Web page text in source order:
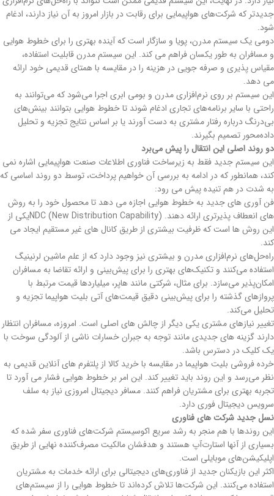
جدیدتر که شرکت‌های هواپیمایی برای رقابت در بازار امروز به آن نیاز دارند، ادغام
شود.
دومی یک سیستم مدرن، پویا و سازگار است که آینده بهتری را برای خطوط هوایی
و مسافران به طور یکسان فراهم می کند. این سیستم مدرن قابلیت استفاده،
مقیاس پذیری و صرفه جویی در هزینه را در مقایسه با همتای قدیمی خود ارائه
می دهد.
این سیستم بر روی نرم‌افزاری مدرن و بومی ابری اجرا می‌شود که می‌توانند به
راحتی با سایر برنامه‌های تجاری ادغام شوند تا خطوط هوایی بتوانند بینش‌های
بی‌درنگ درباره رفتار مشتری به دست آورند یا بر اساس نتایج تجزیه و تحلیل
داده‌محور تصمیم بگیرند.
دو روند اصلی این انتقال را پیش می‌برد
این سیستم جدید فقط به زیرساخت فناوری اطلاعات صنعت هواپیمایی اشاره نمی
کند، همانطور که در ادامه به بررسی آن خواهیم پرداخت، توسط دو روند اساسی که
به شدت در هم تنیده پیش می رود:
فن آوری های جدید به خطوط هوایی اجازه می دهد تا محصول خود را به روش
های انعطاف پذیرتری ارائه دهند. NDC (New Distribution Capability)یکی از
این روش ها است که ظرفیت بیشتری از طریق کانال های غیر مستقیم ایجاد می
کند.
راه‌حل‌های نرم‌افزاری مدرن و بیشتری نیز وجود دارد که از علم ماشین لرنینیگ
استفاده می‌کنند و تکنیک‌های بهتری را برای پیش‌بینی و ارائه تقاضا به مسافران
امکان‌پذیر می‌سازد. برای مثال، شرکتی مانند هاپر، میلیاردها قیمت مرتبط با
پروازهای گذشته را برای پیش‌بینی دقیق قیمت‌های آتی بلیت هواپیما تجزیه و
تحلیل می‌کند.
تغییر نیازهای مشتری یکی دیگر از چالش های اصلی است. امروزه، مسافران انتظار
دارند گزینه های جدیدی مانند توجه به جبران خسارات ناشی از آلودگی سوخت با
یک کلیک در دسترس باشد.
خرده فروشی بلیت هواپیما در مقایسه با خرید کالا از پلتفرم های آنلاین قدیمی به
نظر می‌رسد و این روند باید تغییر کند. این امر بر خطوط هوایی فشار می آورد تا
تجربه بهتری برای مشتریان فراهم کنند. مسافر دیجیتال امروزی نیاز به سلف
سرویس دیجیتال فوری دارد.
نسل جدید شرکت های فناوری
این روندها با هم منجر به رشد سریع اکوسیستم شرکت‌های فناوری سفر شده که
بسیاری از آنها استارت‌آپ هستند و هدفشان مالکیت مصرف‌کننده نهایی از طریق
اپلیکیشن‌های موبایلی است.
اکثر این بازیکنان جدید از فناوری‌های دیجیتالی برای ارائه خدمات به مشتریان
استفاده می‌کنند. این شرکت‌ها تلاش کرده‌اند تا خطوط هوایی را از سیستم‌های